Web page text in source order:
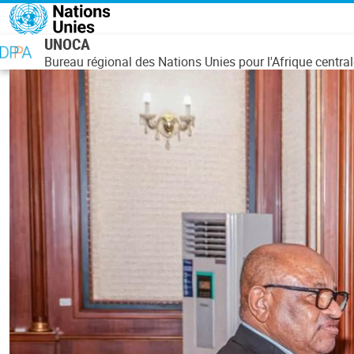
Aller au contenu principal
UNOCA
Bureau régional des Nations Unies pour l'Afrique